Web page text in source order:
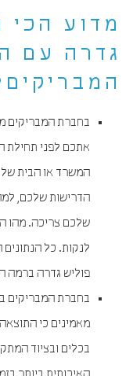
מדוע
גדרה עם
בחברת המבריקים
אתכם לפני תחילת
המשרד או הבית
הדרישות שלכם,
שלכם צריכה. מהו
לנקות. כל
פוליש גדרה ברמה
בחברת המבריקים
מאמינים כי
בכלים ובציוד